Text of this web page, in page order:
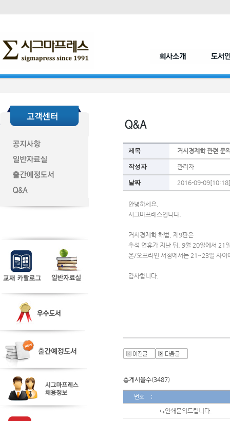
제목 거시경제학 관련 문
작성자 관리자
날짜 2016-09-09[10:18]
안녕하세요.
시그마프레스입니다.
거시경제학 해법, 제9판은
추석 연휴가 지난 뒤, 9월 20일에서 21
온/오프라인 서점에서는 21~23일 사이
감사합니다.
총게시물수(3487)
번호
인쇄문의드립니다.